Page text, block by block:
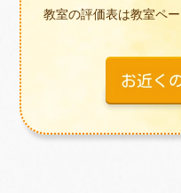
教室の評価表は教室ペ